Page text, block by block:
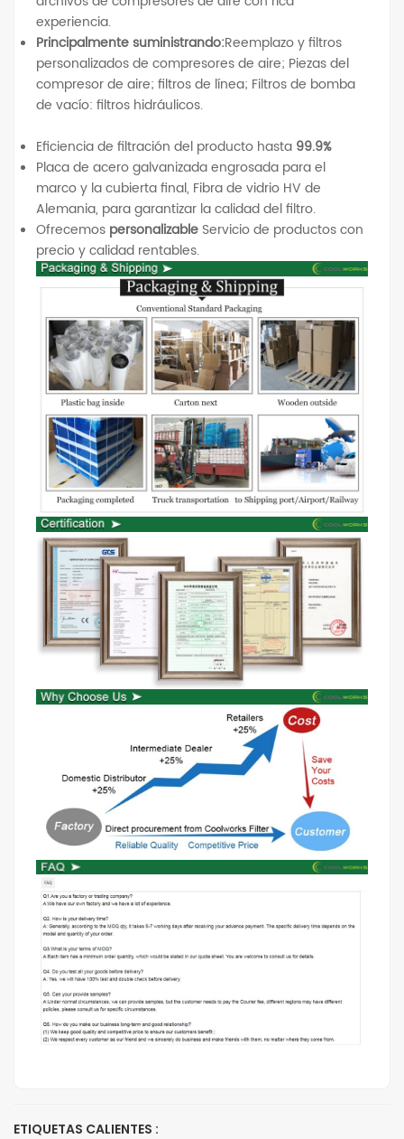
experiencia.
Principalmente suministrando:Reemplazo y filtros
personalizados de compresores de aire; Piezas del
compresor de aire; filtros de línea; Filtros de bomba
de vacío: filtros hidráulicos.
Eficiencia de filtración del producto hasta 99.9%
Placa de acero galvanizada engrosada para el
marco y la cubierta final, Fibra de vidrio HV de
Alemania, para garantizar la calidad del filtro.
Ofrecemos personalizable Servicio de productos con
precio y calidad rentables.
ETIQUETAS CALIENTES :